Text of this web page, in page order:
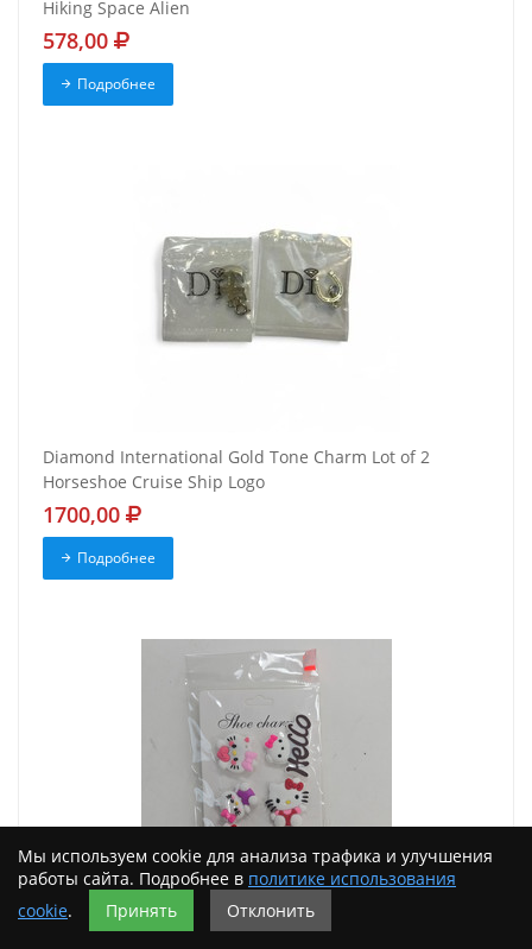
Hiking Space Alien
578,00
Подробнее
Diamond International Gold Tone Charm Lot of 2
Horseshoe Cruise Ship Logo
1700,00
Подробнее
Hello Kitty PVC Multicolor Cartoon Shoe Charms Set, 6
Мы используем cookie для анализа трафика и улучшения
работы сайта. Подробнее в политике использования
cookie. Принять Отклонить